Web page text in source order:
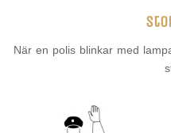
När en polis blinkar med